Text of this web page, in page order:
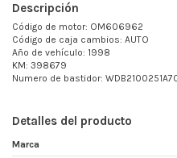
Descripción
Código de motor: OM606962
Código de caja cambios: AUTO
Año de vehículo: 1998
KM: 398679
Numero de bastidor:
Detalles del producto
Marca